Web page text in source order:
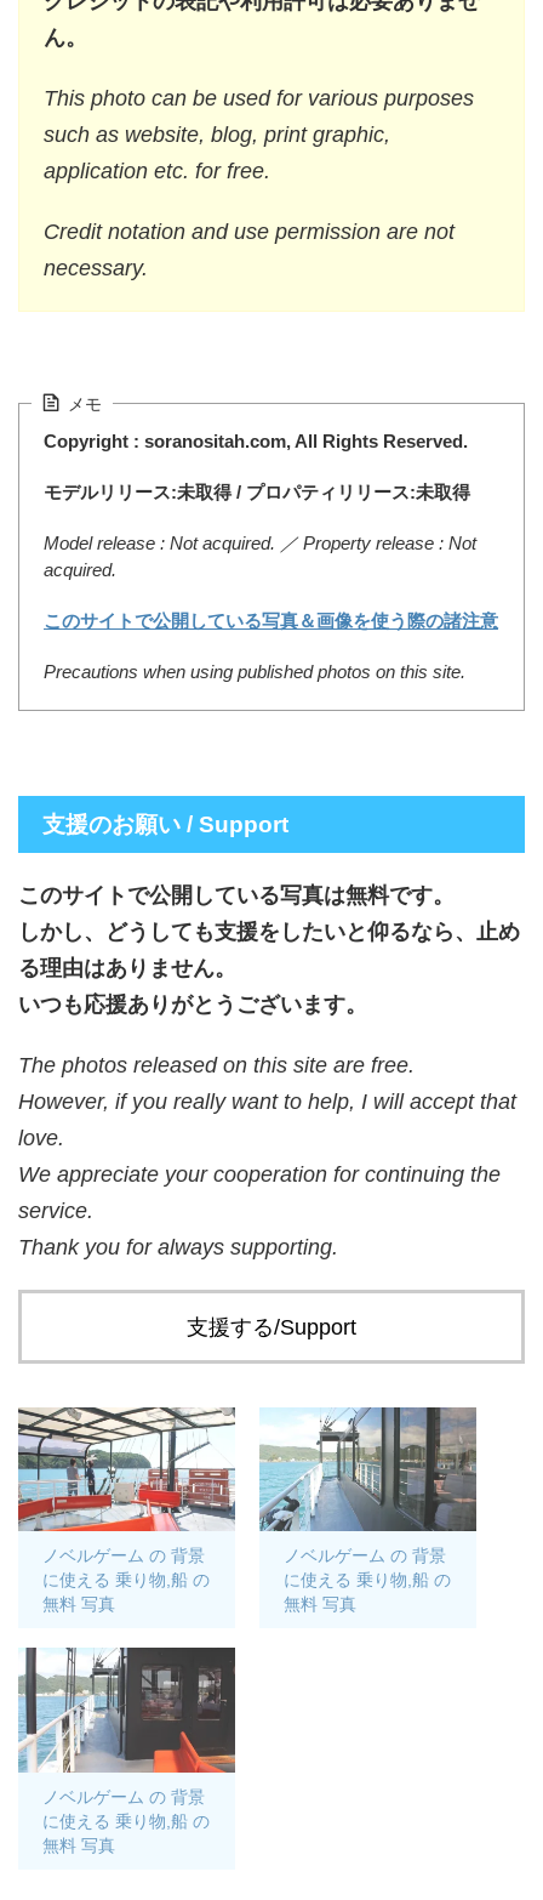
ん。
This photo can be used for various purposes
such as website, blog, print graphic,
application etc. for free.
Credit notation and use permission are not
necessary.
メモ
Copyright : soranositah.com, All Rights Reserved.
モデルリリース:未取得 / プロパティリリース:未取得
Model release : Not acquired. ／ Property release : Not
acquired.
このサイトで公開している写真＆画像を使う際の諸注意
Precautions when using published photos on this site.
支援のお願い / Support
このサイトで公開している写真は無料です。
しかし、どうしても支援をしたいと仰るなら、止め
る理由はありません。
いつも応援ありがとうございます。
The photos released on this site are free.
However, if you really want to help, I will accept that
love.
We appreciate your cooperation for continuing the
service.
Thank you for always supporting.
支援する/Support
ノベルゲーム の 背景
に使える 乗り物,船 の
無料 写真
ノベルゲーム の 背景
に使える 乗り物,船 の
無料 写真
ノベルゲーム の 背景
に使える 乗り物,船 の
無料 写真